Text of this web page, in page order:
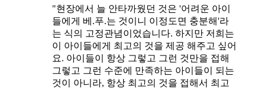
"현장에서 늘 안타까웠던 것은 '어려운 아이
들에게 베.푸.는 것이니 이정도면 충분해'라
는 식의 고정관념이었습니다. 하지만 저희는
이 아이들에게 최고의 것을 제공 해주고 싶어
요. 아이들이 항상 그렇고 그런 것만을 접해
그렇고 그런 수준에 만족하는 아이들이 되는
것이 아니라, 항상 최고의 것을 접해서 최고